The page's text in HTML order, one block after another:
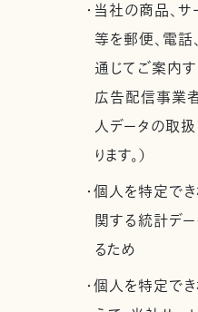
・当社の商品、サ
等を郵便、電話
通じてご案内す
広告配信事業
人データの取
ります。）
・個人を特定で
関する統計デー
るため
・個人を特定で